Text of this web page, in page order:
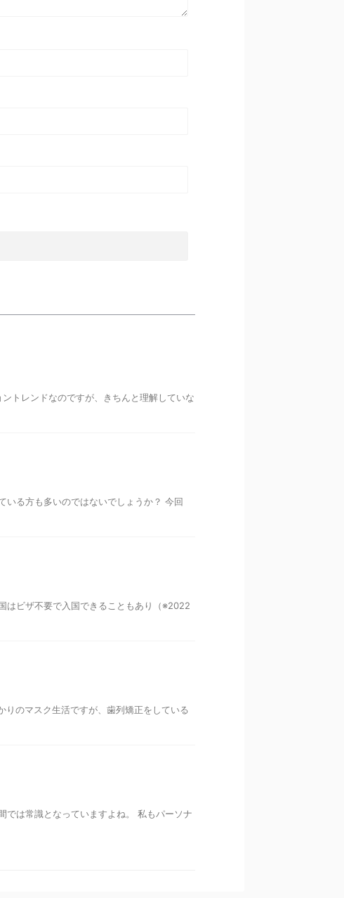
トレンドなのですが、きちんと理解していな
いる方も多いのではないでしょうか？ 今回
はビザ不要で入国できることもあり（※2022
りのマスク生活ですが、歯列矯正をしている
では常識となっていますよね。 私もパーソナ